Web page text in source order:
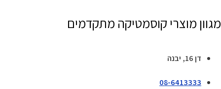
מגוון מוצרי קוסמטיקה מתקדמים
דן 16, יבנה
08-6413333